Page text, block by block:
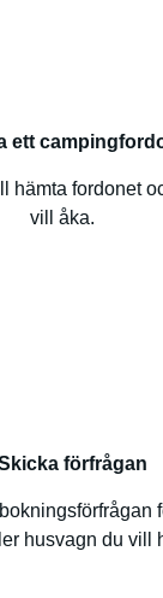
ett
hämta fordonet
vill åka.
förfrågan
husvagn du vill